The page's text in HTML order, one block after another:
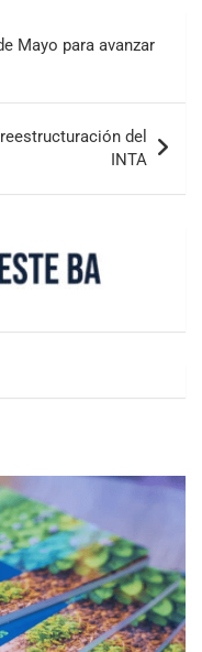
Mayo para avanzar
del
INTA